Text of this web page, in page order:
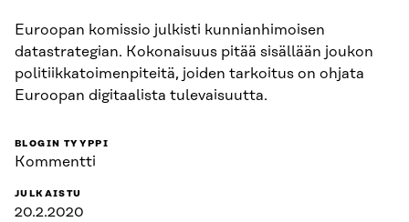
Euroopan komissio julkisti kunnianhimoisen
datastrategian. Kokonaisuus pitää sisällään joukon
politiikkatoimenpiteitä, joiden tarkoitus on ohjata
Euroopan digitaalista tulevaisuutta.
BLOGIN TYYPPI
Kommentti
JULKAISTU
20.2.2020